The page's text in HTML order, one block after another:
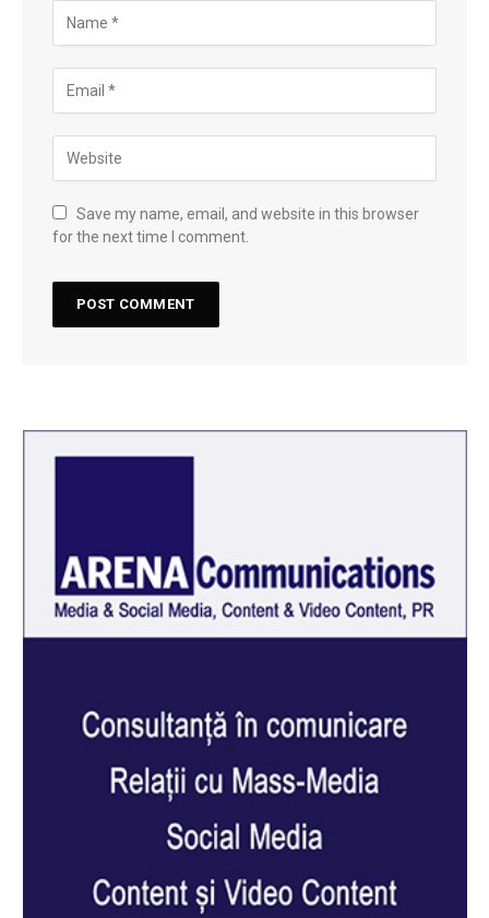
Save my name, email, and website in this browser
for the next time I comment.